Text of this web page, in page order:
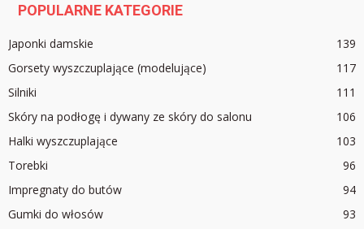
POPULARNE KATEGORIE
Japonki damskie
139
Gorsety wyszczuplające (modelujące)
117
Silniki
111
Skóry na podłogę i dywany ze skóry do salonu
106
Halki wyszczuplające
103
Torebki
96
Impregnaty do butów
94
Gumki do włosów
93